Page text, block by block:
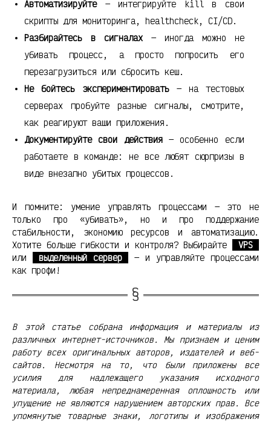
Автоматизируйте— интегрируйте kill в свои
скрипты для мониторинга, healthcheck, CI/CD.
Разбирайтесь в сигналах— иногда можно не
убивать процесс, а просто попросить его
перезагрузиться или сбросить кеш.
Не бойтесь экспериментировать— на тестовых
серверах пробуйте разные сигналы, смотрите,
как реагируют ваши приложения.
Документируйте свои действия— особенно если
работаете в команде: не все любят сюрпризы в
виде внезапно убитых процессов.
И помните: умение управлять процессами — это не
только про «убивать», но и про поддержание
стабильности, экономию ресурсов и автоматизацию.
Хотите больше гибкости и контроля? Выбирайте
VPS
или
выделенный сервер
— и управляйте процессами
как профи!
В этой статье собрана информация и материалы из
различных интернет-источников. Мы признаем и ценим
работу всех оригинальных авторов, издателей и веб-
сайтов. Несмотря на то, что были приложены все
усилия для надлежащего указания исходного
материала, любая непреднамеренная оплошность или
упущение не являются нарушением авторских прав. Все
упомянутые товарные знаки, логотипы и изображения